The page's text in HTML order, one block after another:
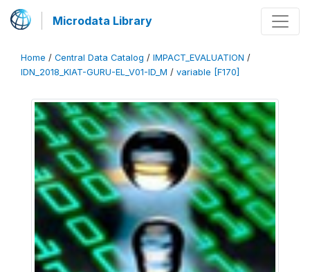
Microdata Library
Home / Central Data Catalog / IMPACT_EVALUATION /
IDN_2018_KIAT-GURU-EL_V01-ID_M / variable [F170]